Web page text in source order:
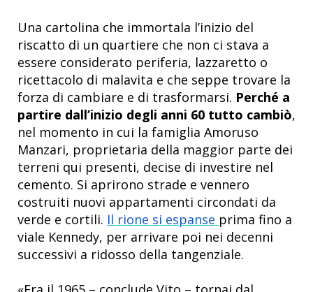
Una cartolina che immortala l’inizio del
riscatto di un quartiere che non ci stava a
essere considerato periferia, lazzaretto o
ricettacolo di malavita e che seppe trovare la
forza di cambiare e di trasformarsi. Perché a
partire dall’inizio degli anni 60 tutto cambiò,
nel momento in cui la famiglia Amoruso
Manzari, proprietaria della maggior parte dei
terreni qui presenti, decise di investire nel
cemento. Si aprirono strade e vennero
costruiti nuovi appartamenti circondati da
verde e cortili. Il rione si espanse prima fino a
viale Kennedy, per arrivare poi nei decenni
successivi a ridosso della tangenziale.